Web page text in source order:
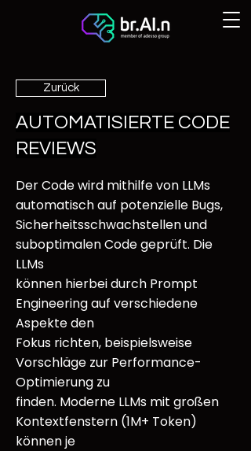
Zurück
AUTOMATISIERTE CODE
REVIEWS
Der Code wird mithilfe von LLMs
automatisch auf potenzielle Bugs,
Sicherheitsschwachstellen und
suboptimalen Code geprüft. Die
LLMs
können hierbei durch Prompt
Engineering auf verschiedene
Aspekte den
Fokus richten, beispielsweise
Vorschläge zur Performance-
Optimierung zu
finden. Moderne LLMs mit großen
Kontextfenstern (1M+ Token)
können je